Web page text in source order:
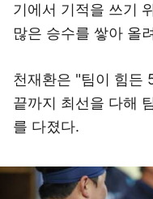
기에서 기적을 쓰기
많은 승수를 쌓아 올
천재환은 "팀이 힘든
끝까지 최선을 다해
를 다졌다.